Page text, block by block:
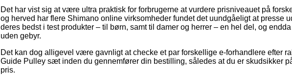
Det har vist sig at være ultra praktisk for forbrugerne at vurdere prisniveauet på
og herved har flere Shimano online virksomheder fundet det uundgåeligt at presse
deres bedst i test produkter – til børn, samt til damer og herrer – en hel del, og
uden gebyr.
Det kan dog alligevel være gavnligt at checke et par forskellige e-forhandlere efter
Guide Pulley sæt inden du gennemfører din bestilling, således at du er skudsikker
pris.